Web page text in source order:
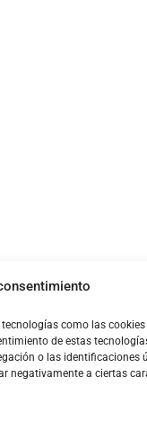
como las
de estas
o las identificaciones
negativamente a ciertas